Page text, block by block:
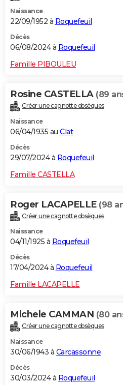
Naissance
22/09/1952 à Roquefeuil
Décès
06/08/2024 à Roquefeuil
Famille PIBOULEU
Rosine CASTELLA (89
Créer une cagnotte obsèques
Naissance
06/04/1935 au Clat
Décès
29/07/2024 à Roquefeuil
Famille CASTELLA
Roger LACAPELLE (98
Créer une cagnotte obsèques
Naissance
04/11/1925 à Roquefeuil
Décès
17/04/2024 à Roquefeuil
Famille LACAPELLE
Michele CAMMAN (80
Créer une cagnotte obsèques
Naissance
30/06/1943 à Carcassonne
Décès
30/03/2024 à Roquefeuil